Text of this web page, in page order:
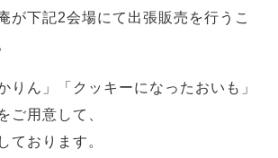
が下記2会場にて出張販売を行うこ
りん」「クッキーになったおいも」
ご用意して、
ております。